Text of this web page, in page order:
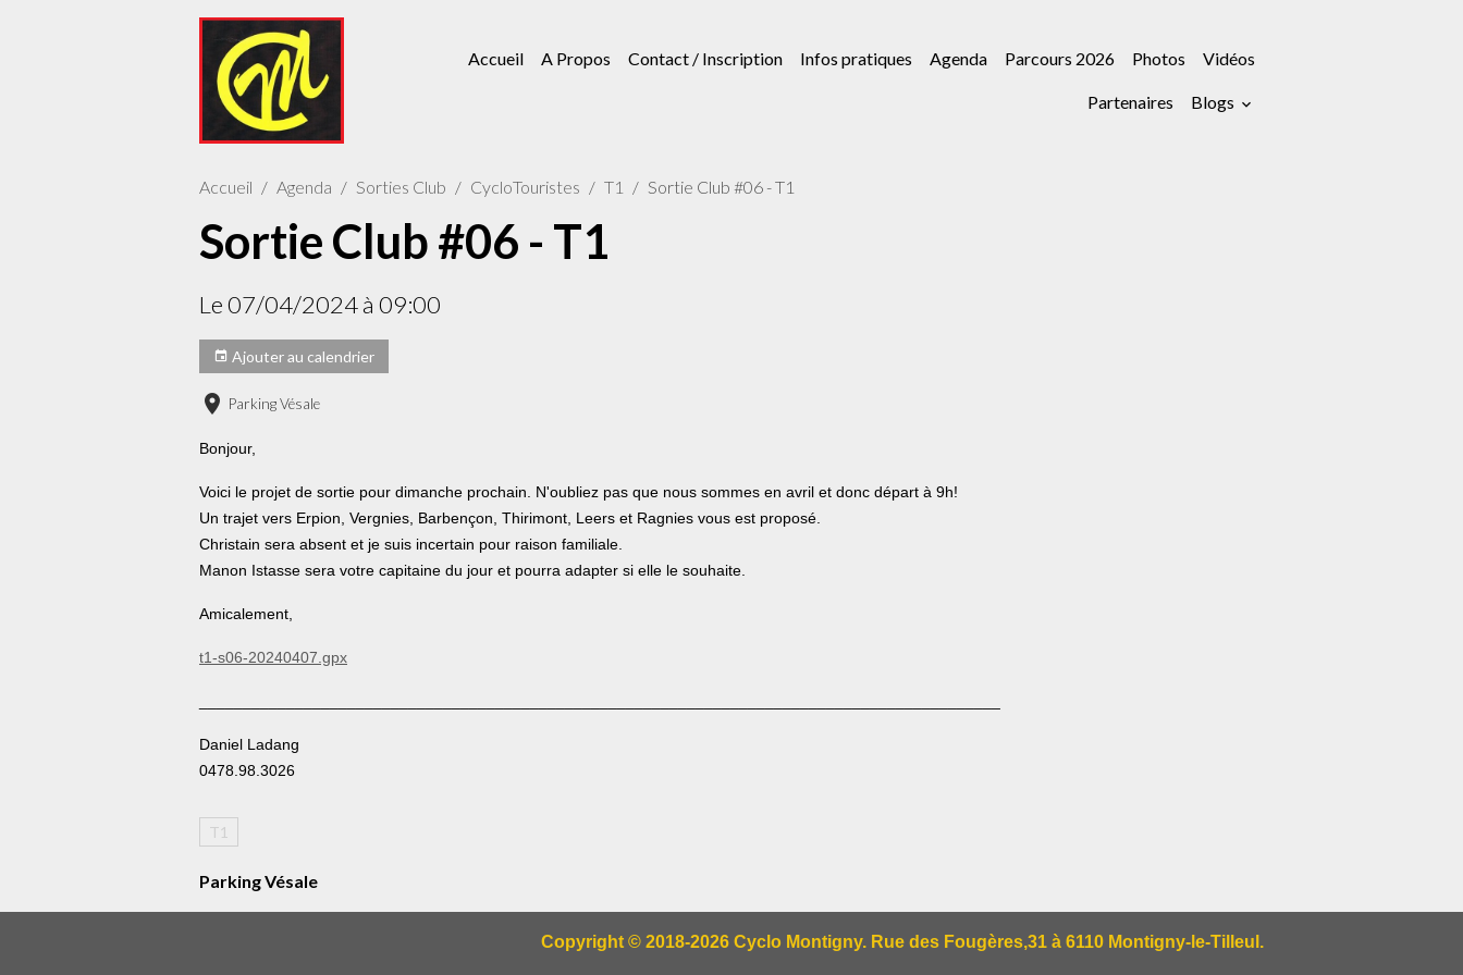
Accueil A Propos Contact / Inscription Infos pratiques Agenda Parcours 2026 Photos Vidéos
Partenaires Blogs
Accueil Agenda Sorties Club CycloTouristes T1 Sortie Club #06 - T1
Sortie Club #06 - T1
Le 07/04/2024à 09:00
Ajouter au calendrier
Parking Vésale
Bonjour,
Voici le projet de sortie pour dimanche prochain. N'oubliez pas que nous sommes en avril et donc départ à 9h!
Un trajet vers Erpion, Vergnies, Barbençon, Thirimont, Leers et Ragnies vous est proposé.
Christain sera absent et je suis incertain pour raison familiale.
Manon Istasse sera votre capitaine du jour et pourra adapter si elle le souhaite.
Amicalement,
t1-s06-20240407.gpx
Daniel Ladang
0478.98.3026
T1
Parking Vésale
Copyright © 2018-2026 Cyclo Montigny. Rue des Fougères,31 à 6110 Montigny-le-Tilleul.